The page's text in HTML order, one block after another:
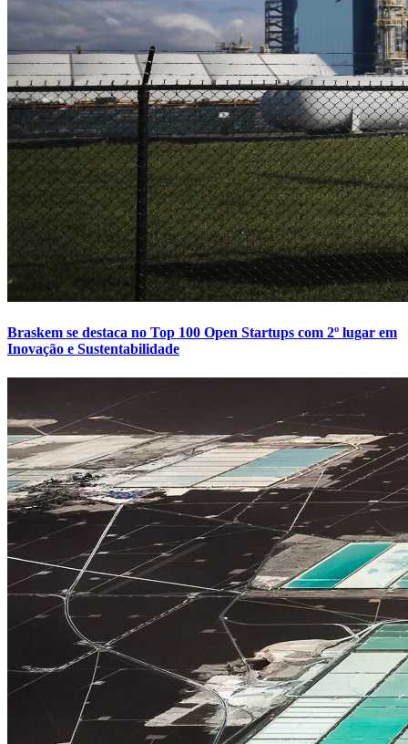
Braskem se destaca no Top 100 Open Startups com 2º lugar em
Inovação e Sustentabilidade